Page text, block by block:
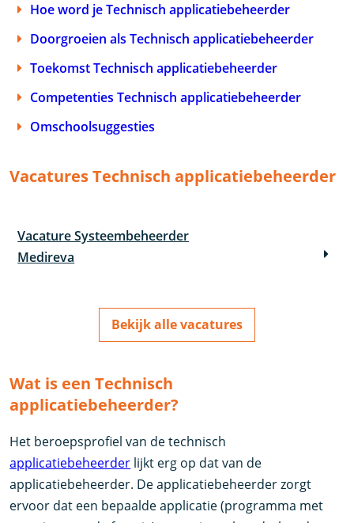
Hoe word je Technisch applicatiebeheerder
Doorgroeien als Technisch applicatiebeheerder
Toekomst Technisch applicatiebeheerder
Competenties Technisch applicatiebeheerder
Omschoolsuggesties
Vacatures Technisch applicatiebeheerder
Vacature Systeembeheerder
Medireva
Bekijk alle vacatures
Wat is een Technisch
applicatiebeheerder?
Het beroepsprofiel van de technisch
applicatiebeheerder lijkt erg op dat van de
applicatiebeheerder. De applicatiebeheerder zorgt
ervoor dat een bepaalde applicatie (programma met